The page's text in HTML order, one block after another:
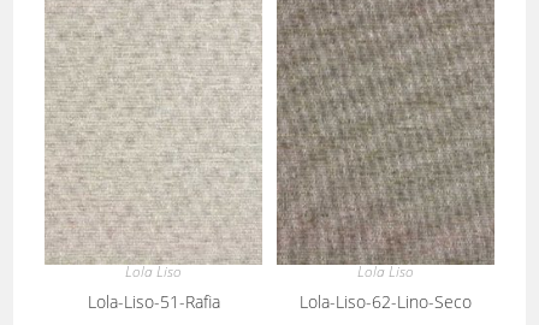
Lola Liso
Lola-Liso-51-Rafia
Lola Liso
Lola-Liso-62-Lino-Seco